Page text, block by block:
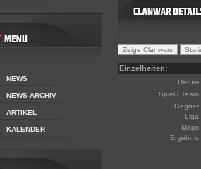
NEWS
NEWS-ARCHIV
ARTIKEL
KALENDER
Einzelheiten:
Datum:
Spiel / Team:
Gegner:
Liga:
Maps:
Ergebnis: